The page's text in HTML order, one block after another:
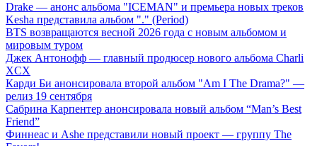
Drake — анонс альбома "ICEMAN" и премьера новых треков
Kesha представила альбом "." (Period)
BTS возвращаются весной 2026 года с новым альбомом и
мировым туром
Джек Антонофф — главный продюсер нового альбома Charli
XCX
Карди Би анонсировала второй альбом "Am I The Drama?" —
релиз 19 сентября
Сабрина Карпентер анонсировала новый альбом “Man’s Best
Friend”
Финнеас и Ashe представили новый проект — группу The